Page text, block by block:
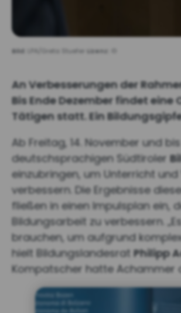
Bild: LPA/Greta Stuefer Lizenz:
An Verbesserungen der
Bis Ende Dezember findet
Tätigen statt. Ein
Ab Freitag, 14. November und
deutschsprachigen Südtiroler
einzubringen, um Unterricht
verbessern. Die Ergebnisse
fließen in einen Impulsplan ein,
Bildungsarbeit zu verbessern.
brauchen, um aufgrund
hielt BildungslandesratPhilipp
Kompatscher hatte Achammer